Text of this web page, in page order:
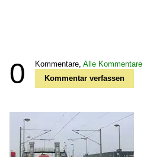
0 Kommentare, Alle Kommentare
Kommentar verfassen